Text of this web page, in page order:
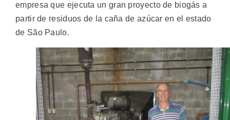
empresa que ejecuta un gran proyecto de biogás a
partir de residuos de la caña de azúcar en el estado
de São Paulo.